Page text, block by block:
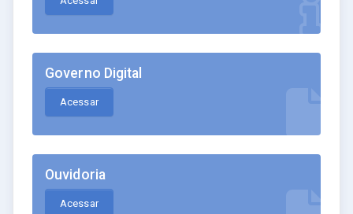
Governo Digital
Acessar
Ouvidoria
Acessar